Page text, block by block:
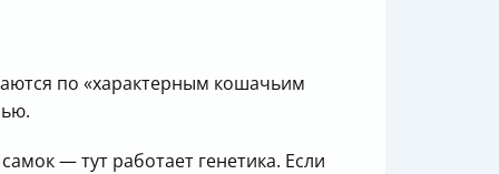
по «характерным кошачьим
— тут работает генетика. Если